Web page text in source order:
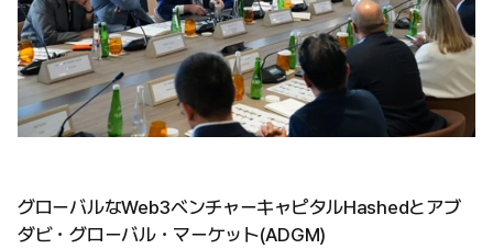
グローバルなWeb3ベンチャーキャピタルHashedとアブ
ダビ・グローバル・マーケット(ADGM)